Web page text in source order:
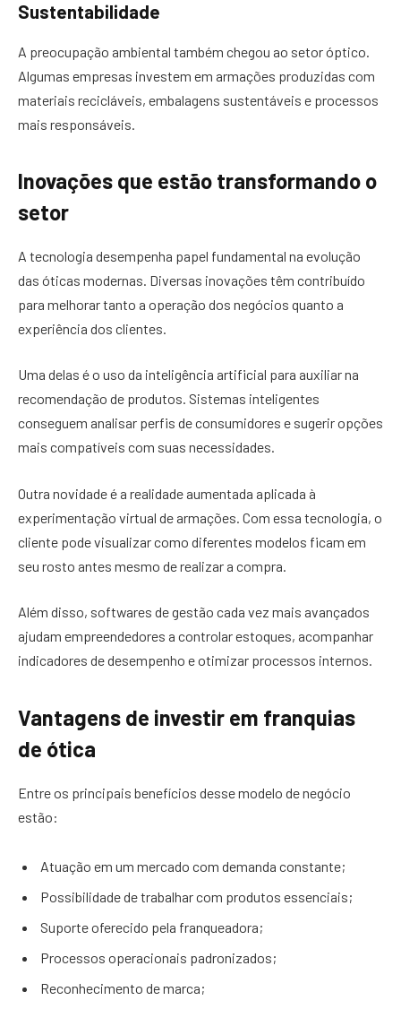
Sustentabilidade
A preocupação ambiental também chegou ao setor óptico.
Algumas empresas investem em armações produzidas com
materiais recicláveis, embalagens sustentáveis e processos
mais responsáveis.
Inovações que estão transformando o
setor
A tecnologia desempenha papel fundamental na evolução
das óticas modernas. Diversas inovações têm contribuído
para melhorar tanto a operação dos negócios quanto a
experiência dos clientes.
Uma delas é o uso da inteligência artificial para auxiliar na
recomendação de produtos. Sistemas inteligentes
conseguem analisar perfis de consumidores e sugerir opções
mais compatíveis com suas necessidades.
Outra novidade é a realidade aumentada aplicada à
experimentação virtual de armações. Com essa tecnologia, o
cliente pode visualizar como diferentes modelos ficam em
seu rosto antes mesmo de realizar a compra.
Além disso, softwares de gestão cada vez mais avançados
ajudam empreendedores a controlar estoques, acompanhar
indicadores de desempenho e otimizar processos internos.
Vantagens de investir em franquias
de ótica
Entre os principais benefícios desse modelo de negócio
estão:
Atuação em um mercado com demanda constante;
Possibilidade de trabalhar com produtos essenciais;
Suporte oferecido pela franqueadora;
Processos operacionais padronizados;
Reconhecimento de marca;